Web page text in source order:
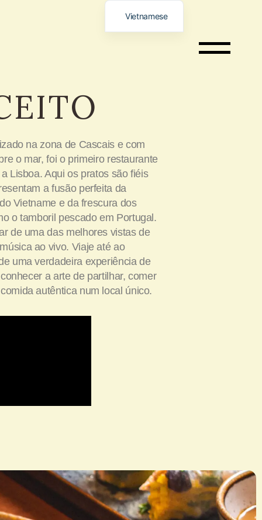
na zona de Cascais e com
o mar, foi o primeiro restaurante
Lisboa. Aqui os pratos são fiéis
a fusão perfeita da
Vietname e da frescura dos
o tamboril pescado em Portugal.
de uma das melhores vistas de
ao vivo. Viaje até ao
uma verdadeira experiência de
a arte de partilhar, comer
autêntica num local único.
Vietnamese
Portuguese
Chinese
Russian